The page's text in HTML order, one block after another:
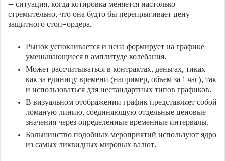
— ситуация, когда котировка меняется настолько
стремительно, что она будто бы перепрыгивает цену
защитного стоп-ордера.
Рынок успокаивается и цена формирует на графике
уменьшающиеся в амплитуде колебания.
Может рассчитываться в контрактах, деньгах, тиках
как за единицу времени (например, объем за 1 час), так
и использоваться для нестандартных типов графиков.
В визуальном отображении график представляет собой
ломаную линию, соединяющую отдельные ценовые
значения через определенные временные интервалы.
Большинство подобных мероприятий используют ядро
из самых ликвидных мировых валют.